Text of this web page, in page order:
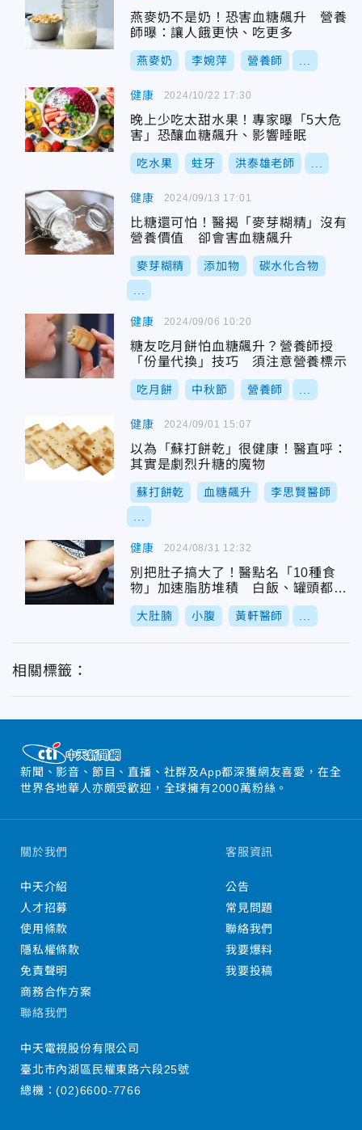
燕麥奶不是奶！恐害血糖飆升 營養
師曝：讓人餓更快、吃更多
燕麥奶 李婉萍 營養師
健康
晚上少吃太甜水果！專家曝「5大危
害」恐釀血糖飆升、影響睡眠
吃水果 蛀牙 洪泰雄老師
2024/10/22 17:30
健康
比糖還可怕！醫揭「麥芽糊精」沒有
營養價值 卻會害血糖飆升
麥芽糊精 添加物 碳水化合物
2024/09/13 17:01
健康
糖友吃月餅怕血糖飆升？營養師授
「份量代換」技巧 須注意營養標示
吃月餅 中秋節 營養師
2024/09/06 10:20
健康
以為「蘇打餅乾」很健康！醫直呼：
其實是劇烈升糖的魔物
蘇打餅乾 血糖飆升 李思賢醫師
2024/09/01 15:07
健康
別把肚子搞大了！醫點名「10種食
物」加速脂肪堆積 白飯、罐頭都上
榜
大肚腩 小腹 黃軒醫師
2024/08/31 12:32
相關標籤：
新聞、影音、節目、直播、社群及App都深獲網友喜愛，在全
世界各地華人亦頗受歡迎，全球擁有2000萬粉絲。
關於我們
中天介紹
人才招募
使用條款
隱私權條款
免責聲明
商務合作方案
客服資訊
公告
常見問題
聯絡我們
我要爆料
我要投稿
聯絡我們
中天電視股份有限公司
臺北市內湖區民權東路六段25號
總機：(02)6600-7766